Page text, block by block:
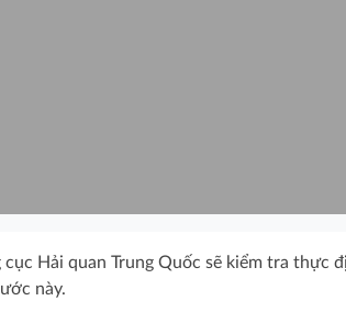
Hải quan Trung Quốc sẽ kiểm tra thực
này.